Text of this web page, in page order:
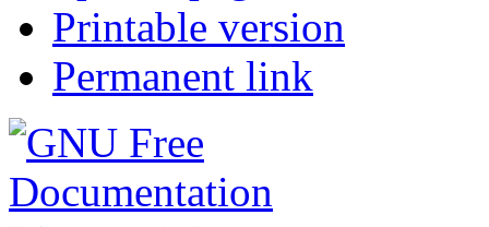
Printable version
Permanent link